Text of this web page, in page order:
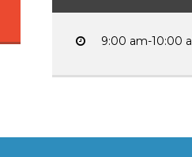
9:00 am-10:00